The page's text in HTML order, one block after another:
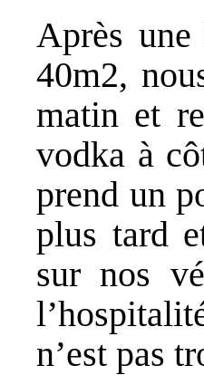
Après
40m2,
matin et
vodka à
prend un
plus tard
sur nos
n’est pas